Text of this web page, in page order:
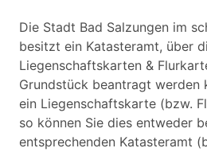
Die Stadt Bad Salzungen im
besitzt ein Katasteramt, über
Liegenschaftskarten &
Grundstück beantragt werden
ein Liegenschaftskarte (bzw.
so können Sie dies entweder
entsprechenden Katasteramt